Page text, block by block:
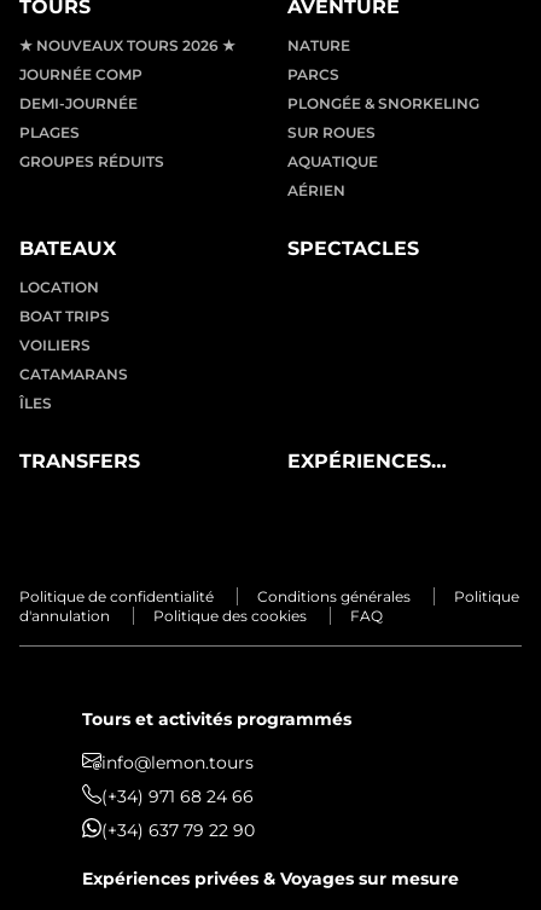
TOURS
★ NOUVEAUX TOURS 2026 ★
JOURNÉE COMP
DEMI-JOURNÉE
PLAGES
GROUPES RÉDUITS
AVENTURE
NATURE
PARCS
PLONGÉE & SNORKELING
SUR ROUES
AQUATIQUE
AÉRIEN
BATEAUX
LOCATION
BOAT TRIPS
VOILIERS
CATAMARANS
ÎLES
SPECTACLES
TRANSFERS
EXPÉRIENCES
Politique de confidentialité Conditions générales
Politique
d'annulation
Politique des cookies FAQ
Tours et activités programmés
info@lemon.tours
(+34) 971 68 24 66
(+34) 637 79 22 90
Expériences privées & Voyages sur mesure